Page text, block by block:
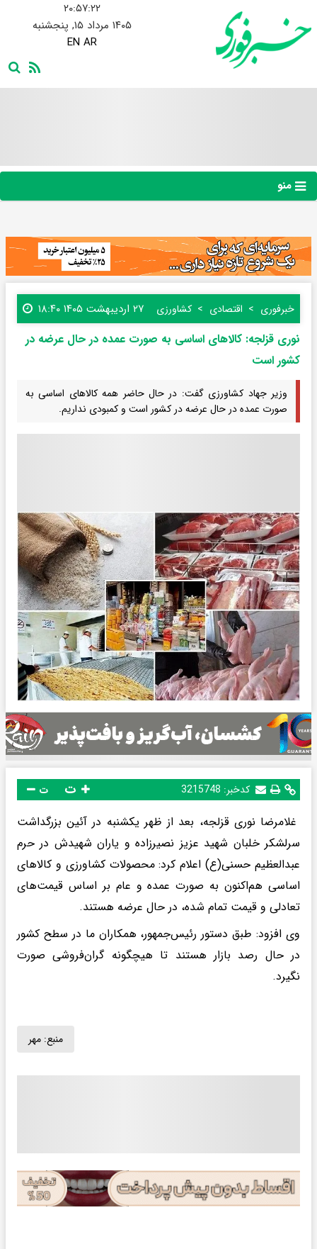
۲۰:۵۷:۲۳
۱۴۰۵ مرداد ۱۵, پنجشنبه
EN AR
منو
خبرفوری اقتصادی کشاورزی ۲۷ اردیبهشت ۱۴۰۵ ۱۸:۴۰
نوری قزلجه: کالاهای اساسی به صورت عمده در حال عرضه در
کشور است
وزیر جهاد کشاورزی گفت: در حال حاضر همه کالاهای اساسی به
صورت عمده در حال عرضه در کشور است و کمبودی نداریم.
کدخبر: 3215748 ت
غلامرضا نوری قزلجه، بعد از ظهر یکشنبه در آئین‌ بزرگداشت
سرلشکر خلبان شهید عزیز نصیرزاده و یاران شهیدش در حرم
عبدالعظیم حسنی(ع) اعلام کرد: محصولات کشاورزی و کالاهای
اساسی هم‌اکنون به صورت عمده و عام بر اساس قیمت‌های
تعادلی و قیمت تمام شده، در حال عرضه هستند.
وی افزود: طبق دستور رئیس‌جمهور، همکاران ما در سطح کشور
در حال رصد بازار هستند تا هیچگونه گران‌فروشی صورت
نگیرد.
منبع: مهر